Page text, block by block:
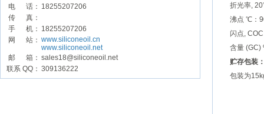
电 话： 18255207206
传 真：
手 机： 18255207206
网 站： www.siliconeoil.cn
www.siliconeoil.net
邮 箱： sales18@siliconeoil.net
联系 QQ： 309136222
折光率, 20
沸点 ℃：
闪点,
含量 (GC)
贮存包装
包装为